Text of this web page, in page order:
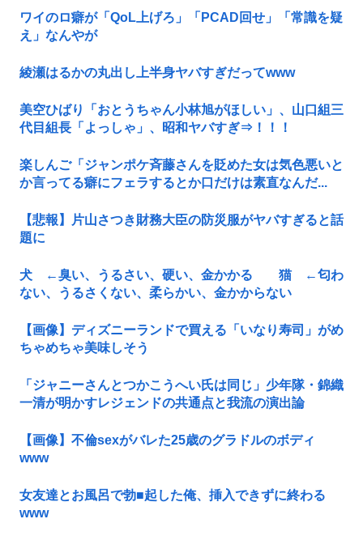
ワイのロ癖が「QoL上げろ」「PCAD回せ」「常識を疑
え」なんやが
綾瀬はるかの丸出し上半身ヤバすぎだってwww
美空ひばり「おとうちゃん小林旭がほしい」、山口組三
代目組長「よっしゃ」、昭和ヤバすぎ⇒！！！
楽しんご「ジャンポケ斉藤さんを貶めた女は気色悪いと
か言ってる癖にフェラするとか口だけは素直なんだ...
【悲報】片山さつき財務大臣の防災服がヤバすぎると話
題に
犬 ←臭い、うるさい、硬い、金かかる 猫 ←匂わ
ない、うるさくない、柔らかい、金かからない
【画像】ディズニーランドで買える「いなり寿司」がめ
ちゃめちゃ美味しそう
「ジャニーさんとつかこうへい氏は同じ」少年隊・錦織
一清が明かすレジェンドの共通点と我流の演出論
【画像】不倫sexがバレた25歳のグラドルのボディ
www
女友達とお風呂で勃■起した俺、挿入できずに終わる
www